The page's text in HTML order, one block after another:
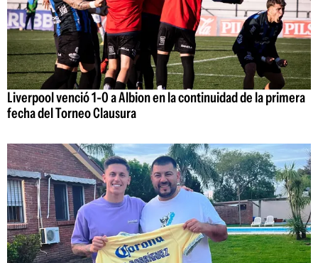
Liverpool venció 1-0 a Albion en la continuidad de la primera
fecha del Torneo Clausura